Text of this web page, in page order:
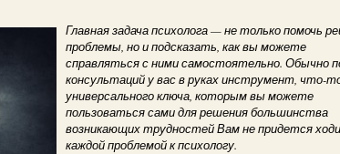
Главная задача психолога — не только помочь
проблемы, но и подсказать, как вы можете
справляться с ними самостоятельно. Обычно
консультаций у вас в руках инструмент, что-
универсального ключа, которым вы можете
пользоваться сами для решения большинства
возникающих трудностей Вам не придется
каждой проблемой к психологу.